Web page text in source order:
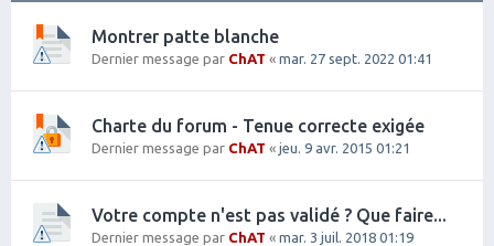
Montrer patte blanche
Dernier message par ChAT « mar. 27 sept. 2022 01:41
Charte du forum - Tenue correcte exigée
Dernier message par ChAT « jeu. 9 avr. 2015 01:21
Votre compte n'est pas validé ? Que faire...
Dernier message par ChAT « mar. 3 juil. 2018 01:19